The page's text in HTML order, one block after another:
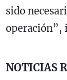
sido
operación”,
NOTICIAS